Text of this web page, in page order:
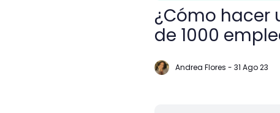
¿Cómo
de 1000
Andrea Flores - 31 Ago 23